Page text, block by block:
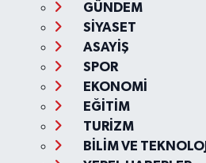
GÜNDEM
SİYASET
ASAYİŞ
SPOR
EKONOMİ
EĞİTİM
TURİZM
BİLİM VE TEKNOLOJİ